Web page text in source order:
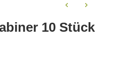
10 Stück